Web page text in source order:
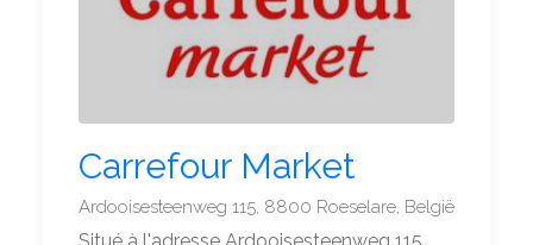
Carrefour Market
Ardooisesteenweg 115, 8800 Roeselare, België